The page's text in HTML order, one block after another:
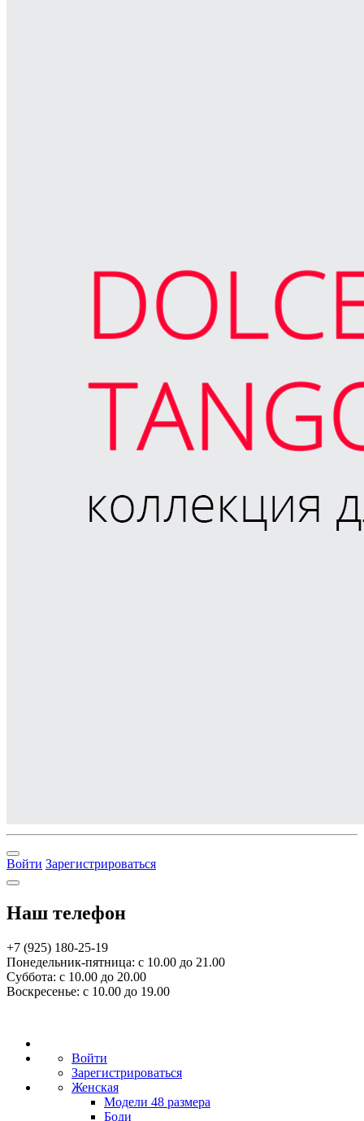
Войти Зарегистрироваться
Наш телефон
+7 (925) 180-25-19
Понедельник-пятница: с 10.00 до 21.00
Суббота: с 10.00 до 20.00
Воскресенье: с 10.00 до 19.00
Войти
Зарегистрироваться
Женская
Модели 48 размера
Боди